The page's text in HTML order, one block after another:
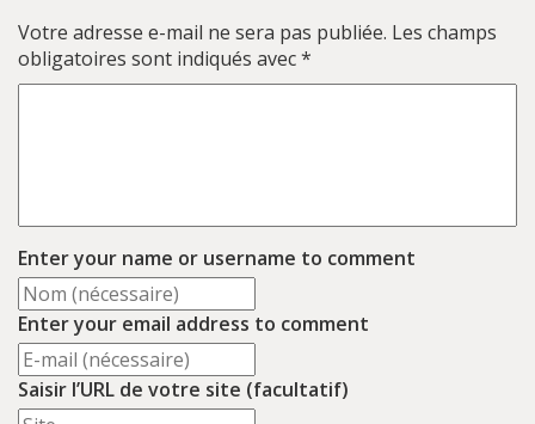
Votre adresse e-mail ne sera pas publiée. Les champs
obligatoires sont indiqués avec*
Enter your name or username to comment
Enter your email address to comment
Saisir l’URL de votre site (facultatif)